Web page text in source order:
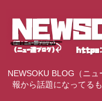
NEWSOKU BLOG（ニ
報から話題になってる